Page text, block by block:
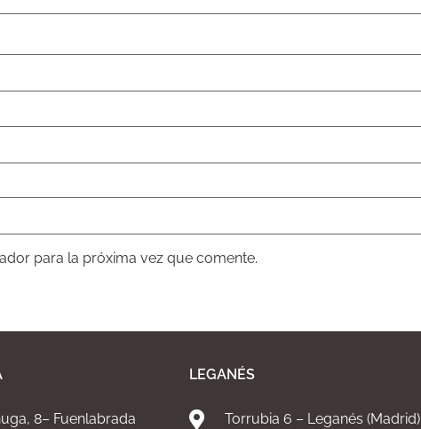
para la próxima vez que comente.
8– Fuenlabrada
LEGANÉS
Torrubia 6 – Leganés (Madrid)